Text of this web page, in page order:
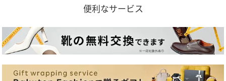
便利なサービス